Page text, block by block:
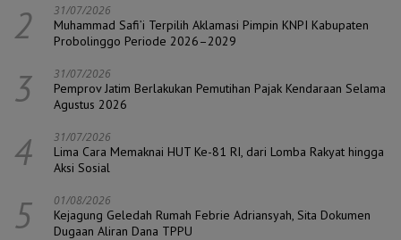
2 31/07/2026
Muhammad Safi’i Terpilih Aklamasi Pimpin KNPI Kabupaten
Probolinggo Periode 2026–2029
3 31/07/2026
Pemprov Jatim Berlakukan Pemutihan Pajak Kendaraan Selama
Agustus 2026
4 31/07/2026
Lima Cara Memaknai HUT Ke-81 RI, dari Lomba Rakyat hingga
Aksi Sosial
5 01/08/2026
Kejagung Geledah Rumah Febrie Adriansyah, Sita Dokumen
Dugaan Aliran Dana TPPU